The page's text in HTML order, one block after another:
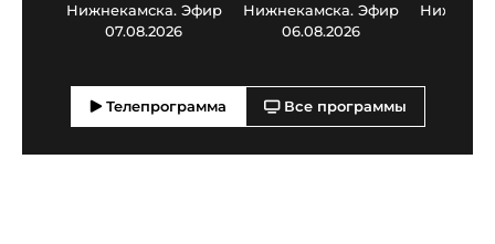
Нижнекамска. Эфир
07.08.2026
Нижнекамска. Эфир
06.08.2026
Телепрограмма Все программы